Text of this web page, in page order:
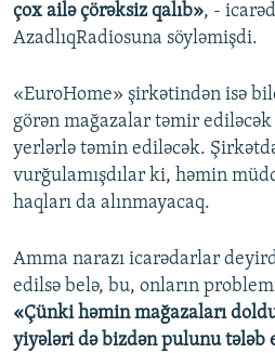
çox ailə çörəksiz qalıb», -
AzadlıqRadiosuna söyləmişdi.
«EuroHome» şirkətindən isə
görən mağazalar təmir
yerlərlə təmin ediləcək.
vurğulamışdılar ki, həmin
haqları da alınmayacaq.
Amma narazı icarədarlar
edilsə belə, bu, onların
«Çünki həmin mağazaları
yiyələri də bizdən pulunu tələb